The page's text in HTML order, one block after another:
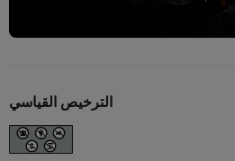
الترخيص القياسي